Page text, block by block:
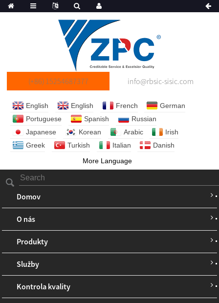
(+86) 15254687377 info@rbsic-sisic.com
English English French
German
Portuguese
Spanish
Russian
Japanese
Korean Arabic
Irish
Greek
Turkish Italian
Danish
More Language
Domov
O nás
Produkty
Služby
Kontrola kvality